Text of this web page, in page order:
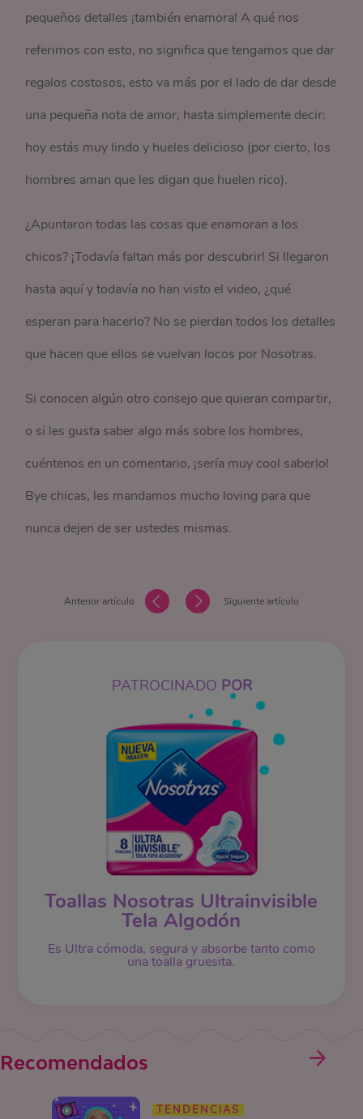
pequeños detalles ¡también enamora! A qué nos
referimos con esto, no significa que tengamos que dar
regalos costosos, esto va más por el lado de dar desde
una pequeña nota de amor, hasta simplemente decir:
hoy estás muy lindo y hueles delicioso (por cierto, los
hombres aman que les digan que huelen rico).
¿Apuntaron todas las cosas que enamoran a los
chicos? ¡Todavía faltan más por descubrir! Si llegaron
hasta aquí y todavía no han visto el video, ¿qué
esperan para hacerlo? No se pierdan todos los detalles
que hacen que ellos se vuelvan locos por Nosotras.
Si conocen algún otro consejo que quieran compartir,
o si les gusta saber algo más sobre los hombres,
cuéntenos en un comentario, ¡sería muy cool saberlo!
Bye chicas, les mandamos mucho loving para que
nunca dejen de ser ustedes mismas.
Anterior artículo Siguiente artículo
PATROCINADO POR
Toallas Nosotras Ultrainvisible
Tela Algodón
Es Ultra cómoda, segura y absorbe tanto como
una toalla gruesita.
Recomendados
TENDENCIAS